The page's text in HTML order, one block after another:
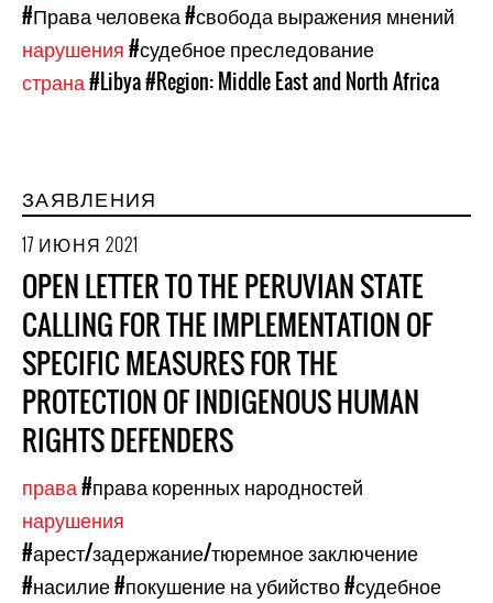
#Права человека#свобода выражения мнений
нарушения#судебное преследование
страна#Libya#Region: Middle East and North Africa
ЗАЯВЛЕНИЯ
17 ИЮНЯ 2021
OPEN LETTER TO THE PERUVIAN STATE
CALLING FOR THE IMPLEMENTATION OF
SPECIFIC MEASURES FOR THE
PROTECTION OF INDIGENOUS HUMAN
RIGHTS DEFENDERS
права#права коренных народностей
нарушения
#арест/задержание/тюремное заключение
#насилие#покушение на убийство#судебное